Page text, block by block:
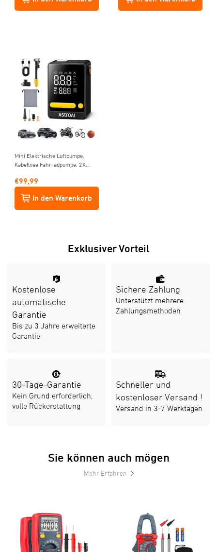
Wechselspannung, Widerstand
Mini Elektrische Luftpumpe,
Kabellose Fahrradpumpe, 2X
Großem Dual-Display, Autostop,
10,3 Bar für Auto, Fahrrad,
Motorrad, Bälle, Gelb
€99,99
In den Warenkorb
Exklusiver Vorteil
Kostenlose
automatische
Garantie
Bis zu 3 Jahre erweiterte
Garantie
Sichere Zahlung
Unterstützt mehrere
Zahlungsmethoden
30-Tage-Garantie
Kein Grund erforderlich,
volle Rückerstattung
Schneller und
kostenloser Versand !
Versand in 3-7 Werktagen
Sie können auch mögen
Mehr Erfahren